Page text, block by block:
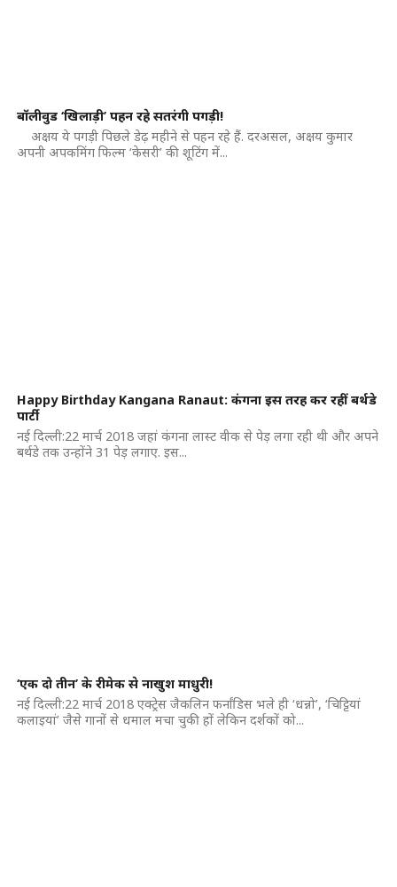
बॉलीवुड ‘खिलाड़ी’ पहन रहे सतरंगी पगड़ी!
अक्षय ये पगड़ी पिछले डेढ़ महीने से पहन रहे हैं. दरअसल, अक्षय कुमार
अपनी अपकमिंग फिल्म ‘केसरी’ की शूटिंग में...
Happy Birthday Kangana Ranaut: कंगना इस तरह कर रहीं बर्थडे
पार्टी
नई दिल्ली:22 मार्च 2018 जहां कंगना लास्ट वीक से पेड़ लगा रही थी और अपने
बर्थडे तक उन्होंने 31 पेड़ लगाए. इस...
‘एक दो तीन’ के रीमेक से नाखुश माधुरी!
नई दिल्ली:22 मार्च 2018 एक्ट्रेस जैकलिन फर्नांडिस भले ही ‘धन्नो’, ‘चिट्टियां
कलाइयां’ जैसे गानों से धमाल मचा चुकी हों लेकिन दर्शकों को...